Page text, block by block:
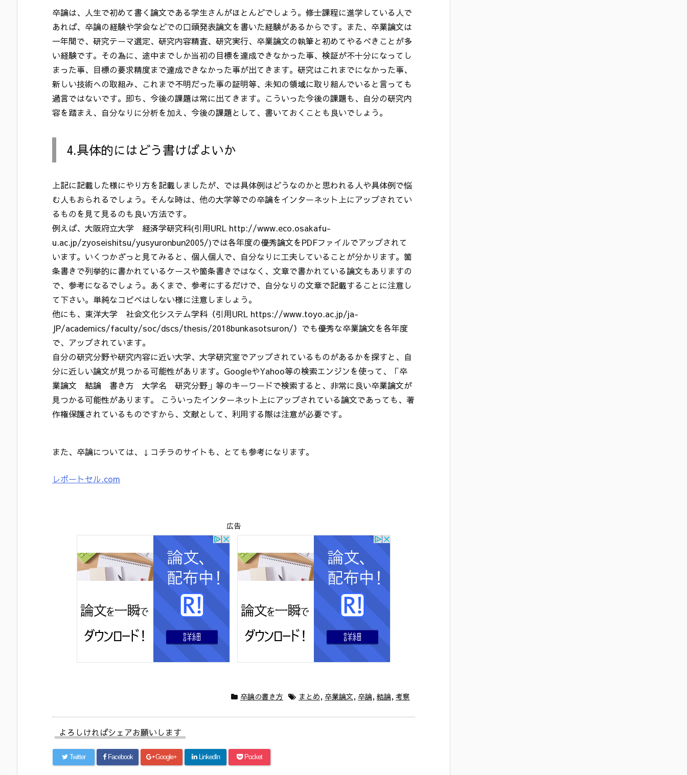
卒論は、人生で初めて書く論文である学生さんがほとんどでしょう。修士課程に進学している人で
あれば、卒論の経験や学会などでの口頭発表論文を書いた経験があるからです。また、卒業論文は
一年間で、研究テーマ選定、研究内容精査、研究実行、卒業論文の執筆と初めてやるべきことが多
い経験です。その為に、途中までしか当初の目標を達成できなかった事、検証が不十分になってし
まった事、目標の要求精度まで達成できなかった事が出てきます。研究はこれまでになかった事、
新しい技術への取組み、これまで不明だった事の証明等、未知の領域に取り組んでいると言っても
過言ではないです。即ち、今後の課題は常に出てきます。こういった今後の課題も、自分の研究内
容を踏まえ、自分なりに分析を加え、今後の課題として、書いておくことも良いでしょう。
4.具体的にはどう書けばよいか
上記に記載した様にやり方を記載しましたが、では具体例はどうなのかと思われる人や具体例で悩
む人もおられるでしょう。そんな時は、他の大学等での卒論をインターネット上にアップされてい
るものを見て見るのも良い方法です。
例えば、大阪府立大学 経済学研究科(引用URL http://www.eco.osakafu-
u.ac.jp/zyoseishitsu/yusyuronbun2005/)では各年度の優秀論文をPDFファイルでアップされて
います。いくつかざっと見てみると、個人個人で、自分なりに工夫していることが分かります。箇
条書きで列挙的に書かれているケースや箇条書きではなく、文章で書かれている論文もありますの
で、参考になるでしょう。あくまで、参考にするだけで、自分なりの文章で記載することに注意し
て下さい。単純なコピペはしない様に注意しましょう。
他にも、東洋大学 社会文化システム学科（引用URL https://www.toyo.ac.jp/ja-
JP/academics/faculty/soc/dscs/thesis/2018bunkasotsuron/）でも優秀な卒業論文を各年度
で、アップされています。
自分の研究分野や研究内容に近い大学、大学研究室でアップされているものがあるかを探すと、自
分に近しい論文が見つかる可能性があります。GoogleやYahoo等の検索エンジンを使って、「卒
業論文 結論 書き方 大学名 研究分野」等のキーワードで検索すると、非常に良い卒業論文が
見つかる可能性があります。 こういったインターネット上にアップされている論文であっても、著
作権保護されているものですから、文献として、利用する際は注意が必要です。
また、卒論については、↓コチラのサイトも、とても参考になります。
レポートセル.com
広告
卒論の書き方 まとめ, 卒業論文, 卒論, 結論, 考察
よろしければシェアお願いします
Twitter Facebook Google+ LinkedIn Pocket